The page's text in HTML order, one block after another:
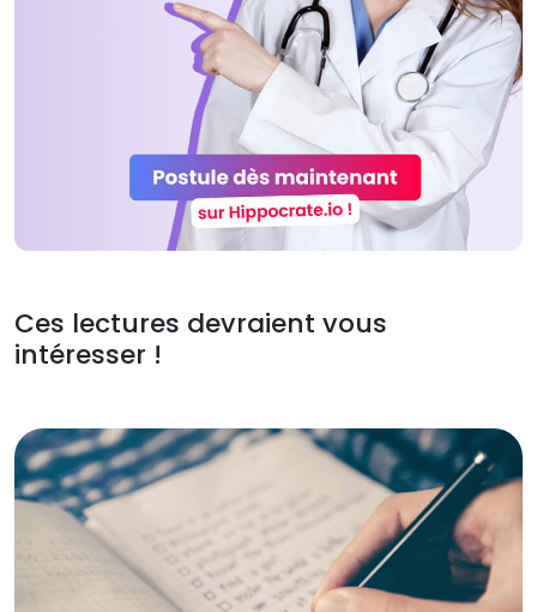
Ces lectures devraient vous
intéresser !